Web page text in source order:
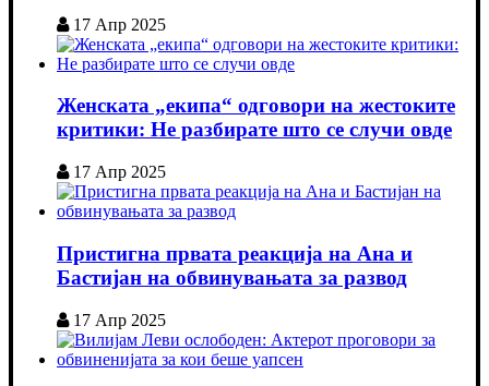
17 Апр 2025
Женската „екипа“ одговори на жестоките
критики: Не разбирате што се случи овде
17 Апр 2025
Пристигна првата реакција на Ана и
Бастијан на обвинувањата за развод
17 Апр 2025